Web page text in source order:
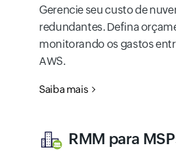
Gerencie seu custo de
redundantes. Defina
monitorando os gastos
AWS.
Saiba mais
RMM para